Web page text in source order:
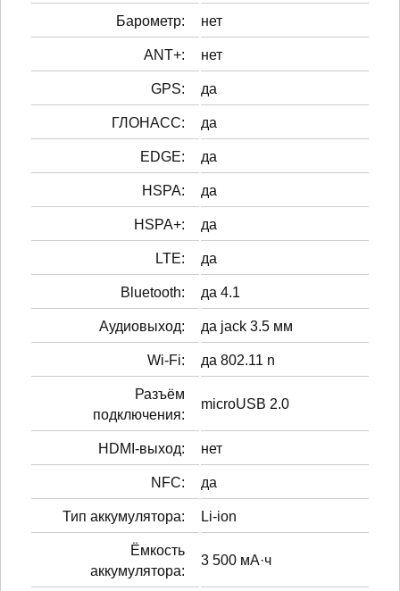
Барометр: нет
ANT+: нет
GPS: да
ГЛОНАСС: да
EDGE: да
HSPA: да
HSPA+: да
LTE: да
Bluetooth: да 4.1
Аудиовыход: да jack 3.5 мм
Wi-Fi: да 802.11 n
Разъём
подключения:
microUSB 2.0
HDMI-выход: нет
NFC: да
Тип аккумулятора: Li-ion
Ёмкость
аккумулятора:
3 500 мА·ч